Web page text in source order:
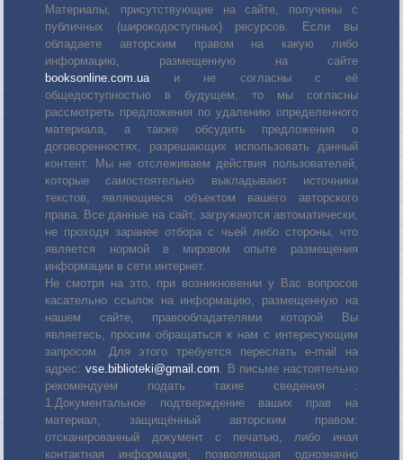
Материалы, присутствующие на сайте, получены с
публичных (широкодоступных) ресурсов. Если вы
обладаете авторским правом на какую либо
информацию, размещенную на сайте
booksonline.com.uaи не согласны с её
общедоступностью в будущем, то мы согласны
рассмотреть предложения по удалению определенного
материала, а также обсудить предложения о
договоренностях, разрешающих использовать данный
контент. Мы не отслеживаем действия пользователей,
которые самостоятельно выкладывают источники
текстов, являющиеся объектом вашего авторского
права. Все данные на сайт, загружаются автоматически,
не проходя заранее отбора с чьей либо стороны, что
является нормой в мировом опыте размещения
информации в сети интернет.
Не смотря на это, при возникновении у Вас вопросов
касательно ссылок на информацию, размещенную на
нашем сайте, правообладателями которой Вы
являетесь, просим обращаться к нам с интересующим
запросом. Для этого требуется переслать е-mail на
адрес: vse.biblioteki@gmail.com. В письме настоятельно
рекомендуем подать такие сведения :
1.Документальное подтверждение ваших прав на
материал, защищённый авторским правом:
отсканированный документ с печатью, либо иная
контактная информация, позволяющая однозначно